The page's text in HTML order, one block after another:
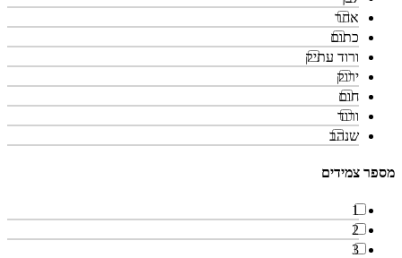
אחר
כתום
ורוד עתיק
ירוק
חום
ורוד
שנהב
מספר צמידים
1
2
3